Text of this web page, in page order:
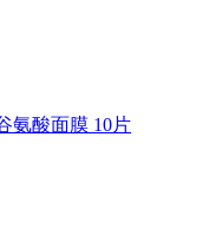
氨酸面膜 10片